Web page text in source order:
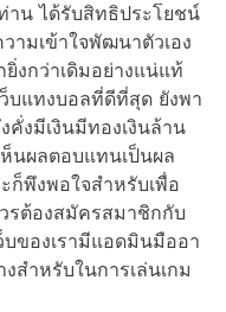
าน ได้รับสิทธิประโยชน์
มเข้าใจพัฒนาตัวเอง
งกว่าเดิมอย่างแน่แท้
บแทงบอลที่ดีที่สุด ยังพา
งมีเงินมีทองเงินล้าน
ห็นผลตอบแทนเป็นผล
ก็พึงพอใจสำหรับเพื่อ
รต้องสมัครสมาชิกกับ
บของเรามีแอดมินมืออา
ำหรับในการเล่นเกม